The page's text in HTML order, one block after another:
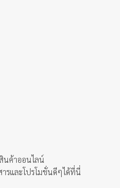
นค้าออนไลน์
รและโปรโมชั่นดีๆได้ที่นี่